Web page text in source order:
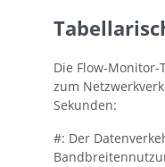
Die Flow-
zum
Sekunden:
#: Der